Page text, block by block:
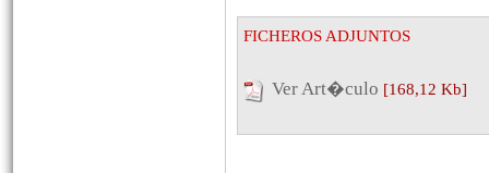
FICHEROS ADJUNTOS
Ver Art�culo [168,12 Kb]